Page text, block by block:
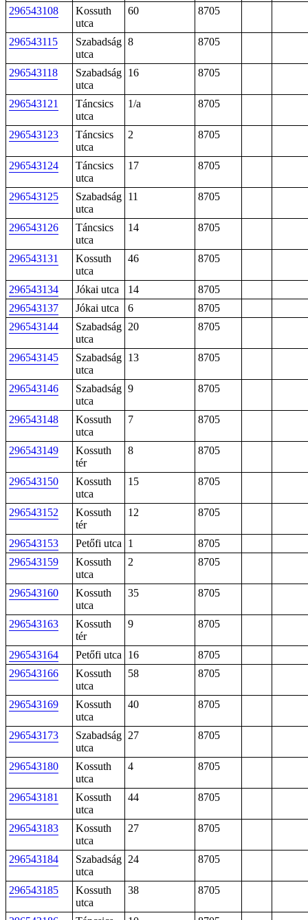
296543108
Kossuth
utca
60 8705
296543115
Szabadság
utca
8 8705
296543118
Szabadság
utca
16 8705
296543121
Táncsics
utca
1/a 8705
296543123
Táncsics
utca
2 8705
296543124
Táncsics
utca
17 8705
296543125
Szabadság
utca
11 8705
296543126
Táncsics
utca
14 8705
296543131
Kossuth
utca
46 8705
296543134 Jókai utca 14
8705
296543137
Jókai utca 6
8705
296543144
Szabadság
utca
20 8705
296543145
Szabadság
utca
13 8705
296543146
Szabadság
utca
9 8705
296543148
Kossuth
utca
7 8705
296543149
Kossuth
tér
8 8705
296543150
Kossuth
utca
15 8705
296543152
Kossuth
tér
12 8705
296543153 Petőfi utca 1
8705
296543159
Kossuth
utca
2 8705
296543160
Kossuth
utca
35 8705
296543163
Kossuth
tér
9 8705
296543164 Petőfi utca 16
8705
296543166
Kossuth
utca
58 8705
296543169
Kossuth
utca
40 8705
296543173
Szabadság
utca
27 8705
296543180
Kossuth
utca
4 8705
296543181
Kossuth
utca
44 8705
296543183
Kossuth
utca
27 8705
296543184
Szabadság
utca
24 8705
296543185
Kossuth
utca
38 8705